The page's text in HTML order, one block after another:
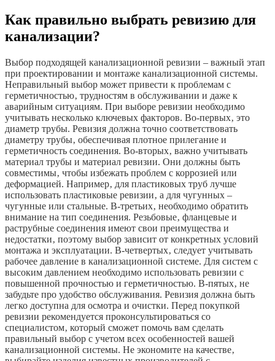
Как правильно выбрать ревизию для
канализации?
Выбор подходящей канализационной ревизии – важный этап
при проектировании и монтаже канализационной системы.
Неправильный выбор может привести к проблемам с
герметичностью‚ трудностям в обслуживании и даже к
аварийным ситуациям. При выборе ревизии необходимо
учитывать несколько ключевых факторов. Во-первых‚ это
диаметр трубы. Ревизия должна точно соответствовать
диаметру трубы‚ обеспечивая плотное прилегание и
герметичность соединения. Во-вторых‚ важно учитывать
материал трубы и материал ревизии. Они должны быть
совместимы‚ чтобы избежать проблем с коррозией или
деформацией. Например‚ для пластиковых труб лучше
использовать пластиковые ревизии‚ а для чугунных –
чугунные или стальные. В-третьих‚ необходимо обратить
внимание на тип соединения. Резьбовые‚ фланцевые и
раструбные соединения имеют свои преимущества и
недостатки‚ поэтому выбор зависит от конкретных условий
монтажа и эксплуатации. В-четвертых‚ следует учитывать
рабочее давление в канализационной системе. Для систем с
высоким давлением необходимо использовать ревизии с
повышенной прочностью и герметичностью. В-пятых‚ не
забудьте про удобство обслуживания. Ревизия должна быть
легко доступна для осмотра и очистки. Перед покупкой
ревизии рекомендуется проконсультироваться со
специалистом‚ который сможет помочь вам сделать
правильный выбор с учетом всех особенностей вашей
канализационной системы. Не экономите на качестве‚